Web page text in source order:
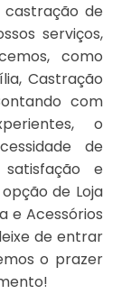
de
serviços,
como
Castração
com
o
de
e
de Loja
e Acessórios
de entrar
o prazer